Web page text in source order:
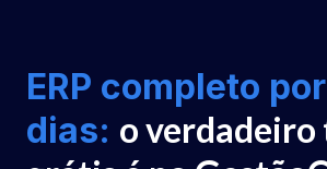
ERP completo
dias: o verdadeiro